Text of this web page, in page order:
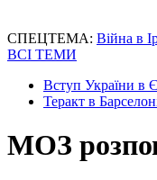
СПЕЦТЕМА: Війна в
ВСІ ТЕМИ
Вступ України в
Теракт в
МОЗ